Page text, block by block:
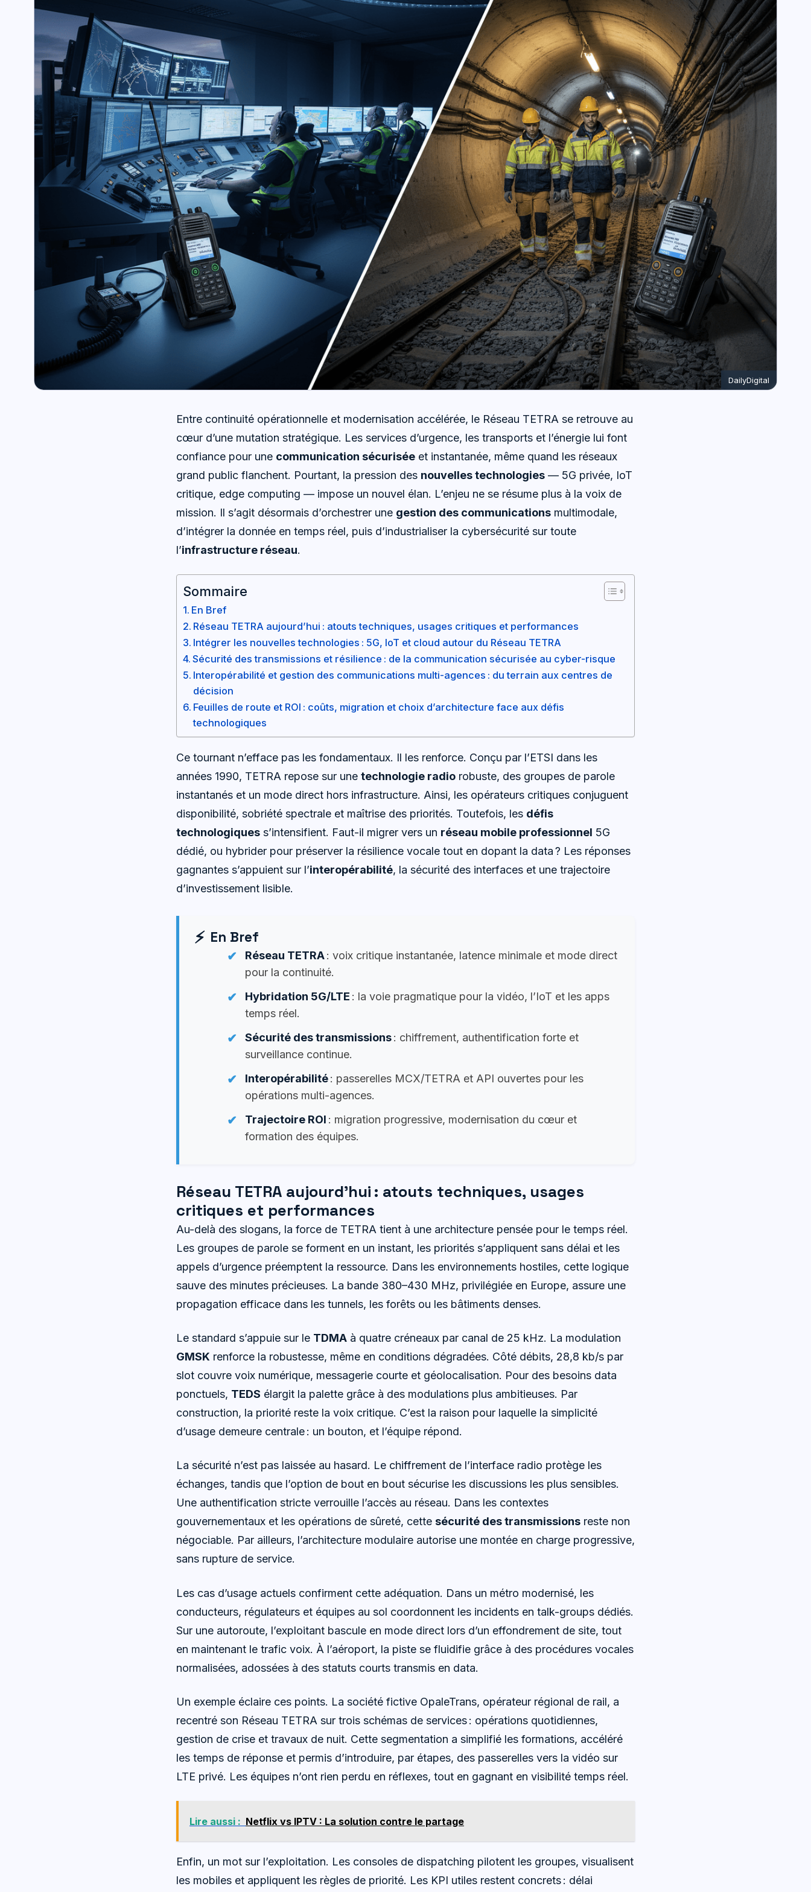
DailyDigital
Entre continuité opérationnelle et modernisation accélérée, le Réseau TETRA se retrouve au
cœur d’une mutation stratégique. Les services d’urgence, les transports et l’énergie lui font
confiance pour une communication sécurisée et instantanée, même quand les réseaux
grand public flanchent. Pourtant, la pression des nouvelles technologies — 5G privée, IoT
critique, edge computing — impose un nouvel élan. L’enjeu ne se résume plus à la voix de
mission. Il s’agit désormais d’orchestrer une gestion des communications multimodale,
d’intégrer la donnée en temps réel, puis d’industrialiser la cybersécurité sur toute
l’infrastructure réseau.
Sommaire
En Bref
Réseau TETRA aujourd’hui : atouts techniques, usages critiques et performances
Intégrer les nouvelles technologies : 5G, IoT et cloud autour du Réseau TETRA
Sécurité des transmissions et résilience : de la communication sécurisée au cyber-risque
Interopérabilité et gestion des communications multi-agences : du terrain aux centres de
décision
Feuilles de route et ROI : coûts, migration et choix d’architecture face aux défis
technologiques
Ce tournant n’efface pas les fondamentaux. Il les renforce. Conçu par l’ETSI dans les
années 1990, TETRA repose sur une technologie radio robuste, des groupes de parole
instantanés et un mode direct hors infrastructure. Ainsi, les opérateurs critiques conjuguent
disponibilité, sobriété spectrale et maîtrise des priorités. Toutefois, les défis
technologiques s’intensifient. Faut-il migrer vers un réseau mobile professionnel 5G
dédié, ou hybrider pour préserver la résilience vocale tout en dopant la data ? Les réponses
gagnantes s’appuient sur l’interopérabilité, la sécurité des interfaces et une trajectoire
d’investissement lisible.
En Bref
Réseau TETRA: voix critique instantanée, latence minimale et mode direct
pour la continuité.
Hybridation 5G/LTE : la voie pragmatique pour la vidéo, l’IoT et les apps
temps réel.
Sécurité des transmissions: chiffrement, authentification forte et
surveillance continue.
Interopérabilité: passerelles MCX/TETRA et API ouvertes pour les
opérations multi-agences.
Trajectoire ROI : migration progressive, modernisation du cœur et
formation des équipes.
Réseau TETRA aujourd’hui : atouts techniques, usages
critiques et performances
Au-delà des slogans, la force de TETRA tient à une architecture pensée pour le temps réel.
Les groupes de parole se forment en un instant, les priorités s’appliquent sans délai et les
appels d’urgence préemptent la ressource. Dans les environnements hostiles, cette logique
sauve des minutes précieuses. La bande 380–430 MHz, privilégiée en Europe, assure une
propagation efficace dans les tunnels, les forêts ou les bâtiments denses.
Le standard s’appuie sur le TDMA à quatre créneaux par canal de 25 kHz. La modulation
GMSK renforce la robustesse, même en conditions dégradées. Côté débits, 28,8 kb/s par
slot couvre voix numérique, messagerie courte et géolocalisation. Pour des besoins data
ponctuels, TEDS élargit la palette grâce à des modulations plus ambitieuses. Par
construction, la priorité reste la voix critique. C’est la raison pour laquelle la simplicité
d’usage demeure centrale : un bouton, et l’équipe répond.
La sécurité n’est pas laissée au hasard. Le chiffrement de l’interface radio protège les
échanges, tandis que l’option de bout en bout sécurise les discussions les plus sensibles.
Une authentification stricte verrouille l’accès au réseau. Dans les contextes
gouvernementaux et les opérations de sûreté, cette sécurité des transmissions reste non
négociable. Par ailleurs, l’architecture modulaire autorise une montée en charge progressive,
sans rupture de service.
Les cas d’usage actuels confirment cette adéquation. Dans un métro modernisé, les
conducteurs, régulateurs et équipes au sol coordonnent les incidents en talk-groups dédiés.
Sur une autoroute, l’exploitant bascule en mode direct lors d’un effondrement de site, tout
en maintenant le trafic voix. À l’aéroport, la piste se fluidifie grâce à des procédures vocales
normalisées, adossées à des statuts courts transmis en data.
Un exemple éclaire ces points. La société fictive OpaleTrans, opérateur régional de rail, a
recentré son Réseau TETRA sur trois schémas de services : opérations quotidiennes,
gestion de crise et travaux de nuit. Cette segmentation a simplifié les formations, accéléré
les temps de réponse et permis d’introduire, par étapes, des passerelles vers la vidéo sur
LTE privé. Les équipes n’ont rien perdu en réflexes, tout en gagnant en visibilité temps réel.
Lire aussi : Netflix vs IPTV : La solution contre le partage
Enfin, un mot sur l’exploitation. Les consoles de dispatching pilotent les groupes, visualisent
les mobiles et appliquent les règles de priorité. Les KPI utiles restent concrets : délai